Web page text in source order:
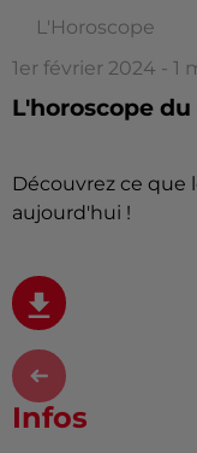
L'Horoscope
1er février 2024 - 1
L'horoscope du
Découvrez ce que
aujourd'hui !
Infos